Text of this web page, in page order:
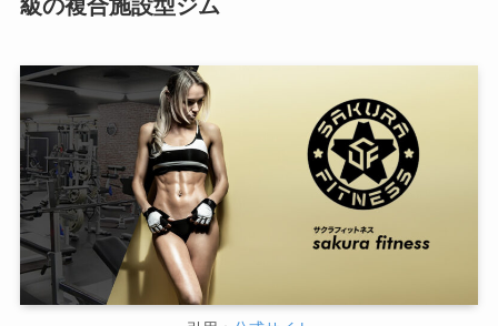
級の複合施設型ジム